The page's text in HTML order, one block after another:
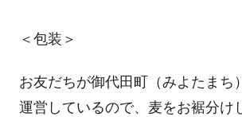
＜包装＞
お友だちが御代田町（みよたまち
運営しているので、麦をお裾分け